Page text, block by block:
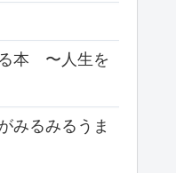
る本 〜人生を
みるみるうま